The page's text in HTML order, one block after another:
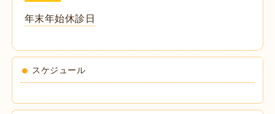
年末年始休診日
スケジュール